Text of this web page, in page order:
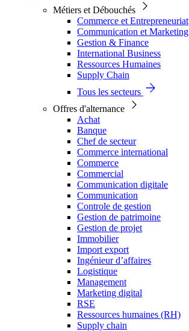
Métiers et Débouchés
Commerce et Entrepreneuriat
Communication et Marketing
Gestion & Finance
International Business
Ressources Humaines
Supply Chain
Tous les secteurs
Offres d'alternance
Achat
Banque
Chef de secteur
Commerce international
Commerce
Commercial
Communication digitale
Communication
Controle de gestion
Gestion de patrimoine
Gestion de projet
Immobilier
Import export
Ingénieur d’affaires
Logistique
Management
Marketing digital
RSE
Ressources humaines (RH)
Supply chain